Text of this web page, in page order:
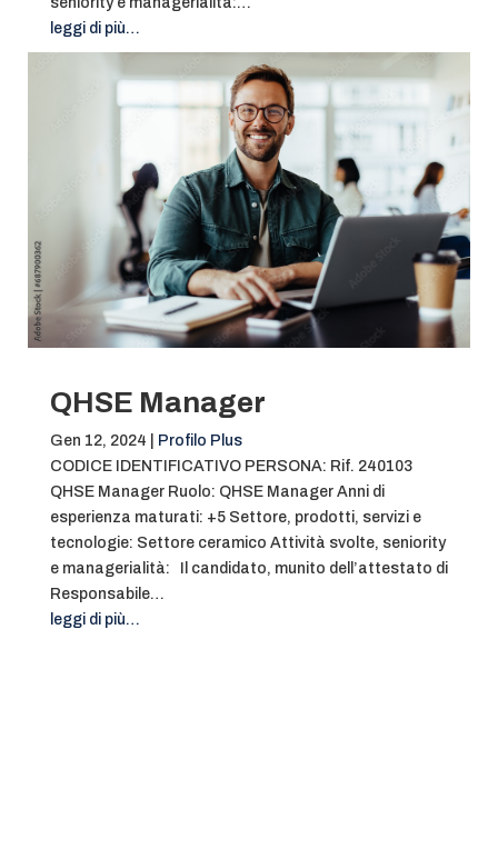
leggi di più…
QHSE Manager
Gen 12, 2024
Profilo Plus
CODICE IDENTIFICATIVO PERSONA: Rif. 240103
QHSE Manager Ruolo: QHSE Manager Anni di
esperienza maturati: +5 Settore, prodotti, servizi e
tecnologie: Settore ceramico Attività svolte, seniority
e managerialità: Il candidato, munito dell’attestato di
Responsabile…
leggi di più…